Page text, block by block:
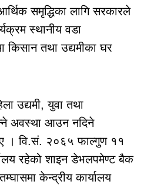
समृद्धिका लागि सरकारले
स्थानीय वडा
किसान तथा उद्यमीका घर
उद्यमी, युवा तथा
अवस्था आउन नदिने
। वि.सं. २०६५ फाल्गुण ११
रहेको शाइन डेभलपमेण्ट बैक
केन्द्रीय कार्यालय